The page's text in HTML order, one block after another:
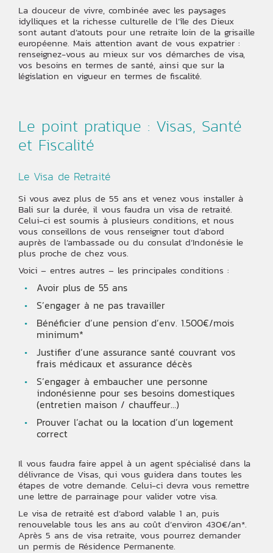
La douceur de vivre, combinée avec les paysages
idylliques et la richesse culturelle de l’île des Dieux
sont autant d’atouts pour une retraite loin de la grisaille
européenne. Mais attention avant de vous expatrier :
renseignez-vous au mieux sur vos démarches de visa,
vos besoins en termes de santé, ainsi que sur la
législation en vigueur en termes de fiscalité.
Le point pratique : Visas, Santé
et Fiscalité
Le Visa de Retraité
Si vous avez plus de 55 ans et venez vous installer à
Bali sur la durée, il vous faudra un visa de retraité.
Celui-ci est soumis à plusieurs conditions, et nous
vous conseillons de vous renseigner tout d’abord
auprès de l’ambassade ou du consulat d’Indonésie le
plus proche de chez vous.
Voici – entres autres – les principales conditions :
Avoir plus de 55 ans
S’engager à ne pas travailler
Bénéficier d’une pension d’env. 1.500€/mois
minimum*
Justifier d’une assurance santé couvrant vos
frais médicaux et assurance décès
S’engager à embaucher une personne
indonésienne pour ses besoins domestiques
(entretien maison / chauffeur…)
Prouver l’achat ou la location d’un logement
correct
Il vous faudra faire appel à un agent spécialisé dans la
délivrance de Visas, qui vous guidera dans toutes les
étapes de votre demande. Celui-ci devra vous remettre
une lettre de parrainage pour valider votre visa.
Le visa de retraité est d’abord valable 1 an, puis
renouvelable tous les ans au coût d’environ 430€/an*.
Après 5 ans de visa retraite, vous pourrez demander
un permis de Résidence Permanente.